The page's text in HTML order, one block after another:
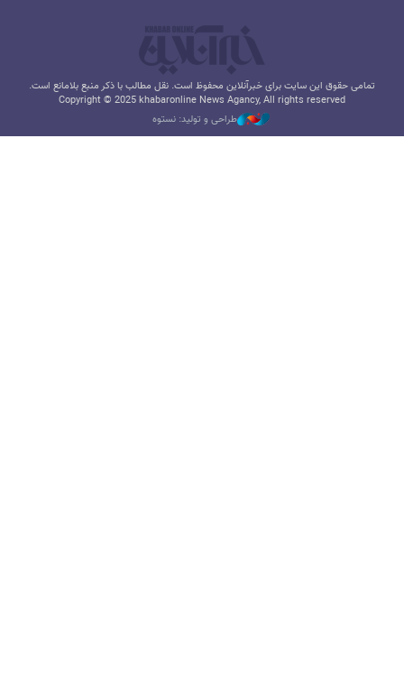
تمامی حقوق این سایت برای خبرآنلاین محفوظ است. نقل مطالب با ذکر منبع بلامانع است.
Copyright © 2025 khabaronline News Agancy, All rights reserved
طراحی و تولید: نستوه